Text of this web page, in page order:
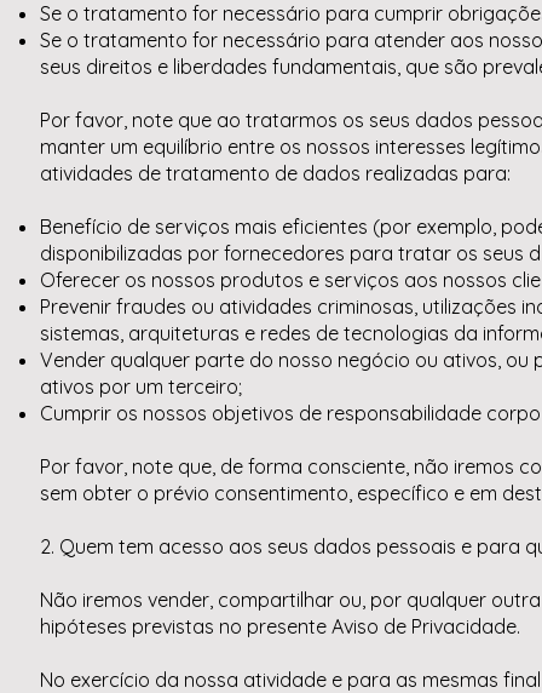
Se o tratamento for necessário para cumprir
Se o tratamento for necessário para atender aos
seus direitos e liberdades fundamentais, que são
Por favor, note que ao tratarmos os seus dados
manter um equilíbrio entre os nossos interesses
atividades de tratamento de dados realizadas para:
Benefício de serviços mais eficientes (por exemplo,
disponibilizadas por fornecedores para tratar os seus
Oferecer os nossos produtos e serviços aos nossos
Prevenir fraudes ou atividades criminosas, utilizações
sistemas, arquiteturas e redes de tecnologias da
Vender qualquer parte do nosso negócio ou ativos,
ativos por um terceiro;
Cumprir os nossos objetivos de responsabilidade
Por favor, note que, de forma consciente, não iremos
sem obter o prévio consentimento, específico e em
2. Quem tem acesso aos seus dados pessoais e para
Não iremos vender, compartilhar ou, por qualquer
hipóteses previstas no presente Aviso de Privacidade.
No exercício da nossa atividade e para as mesmas